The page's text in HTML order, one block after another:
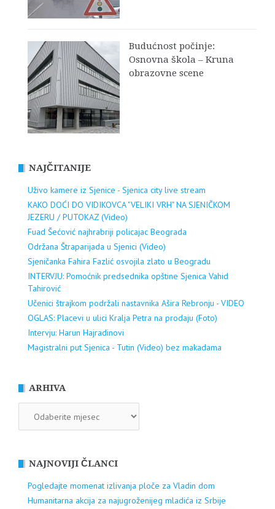
Budućnost počinje:
Osnovna škola – Kruna
obrazovne scene
NAJČITANIJE
Uživo kamere iz Sjenice - Sjenica city live stream
KAKO DOĆI DO VIDIKOVCA "VELIKI VRH" NA SJENIČKOM
JEZERU / PUTOKAZ (Video)
Fuad Šećović najhrabriji policajac Beograda
Održana Štraparijada u Sjenici (Video)
Sjeničanka Fahira Fazlić osvojila zlato u Beogradu
INTERVJU: Pomoćnik predsednika opštine Sjenica Vahid
Tahirović
Učenici štrajkom podržali nastavnika Ašira Rebronju - VIDEO
OGLAS: Placevi u ulici Kralja Petra na prodaju (Foto)
Intervju: Harun Hajradinovi
Magistralni put Sjenica - Tutin (Video) bez makadama
ARHIVA
NAJNOVIJI ČLANCI
Pogledajte momenat izlivanja ploče za Vladin dom
Humanitarna akcija za najugroženijeg mladića iz Srbije